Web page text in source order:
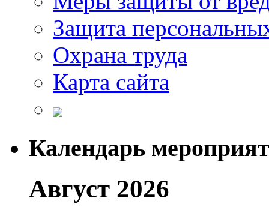
Защита
Охрана труда
Карта сайта
Календарь
Август 2026